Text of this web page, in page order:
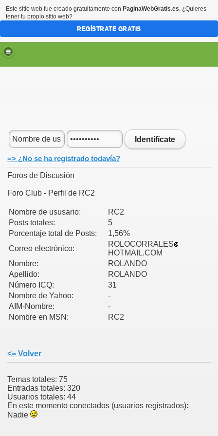
Identifícate
=> ¿No se ha registrado todavía?
Foros de Discusión
Foro Club - Perfil de RC2
Nombre de ususario:
RC2
Posts totales:
5
Porcentaje total de Posts:
1,56%
Correo electrónico:
ROLOCORRALES
HOTMAIL.COM
Nombre:
ROLANDO
Apellido:
ROLANDO
Número ICQ:
31
Nombre de Yahoo:
-
AIM-Nombre:
-
Nombre en MSN:
RC2
<= Volver
Temas totales: 75
Entradas totales: 320
Usuarios totales: 44
En este momento conectados (usuarios registrados):
Nadie
Este sitio web fue creado gratuitamente con PaginaWebGratis.es. ¿Quieres
tener tu propio sitio web?
REGÍSTRATE GRATIS